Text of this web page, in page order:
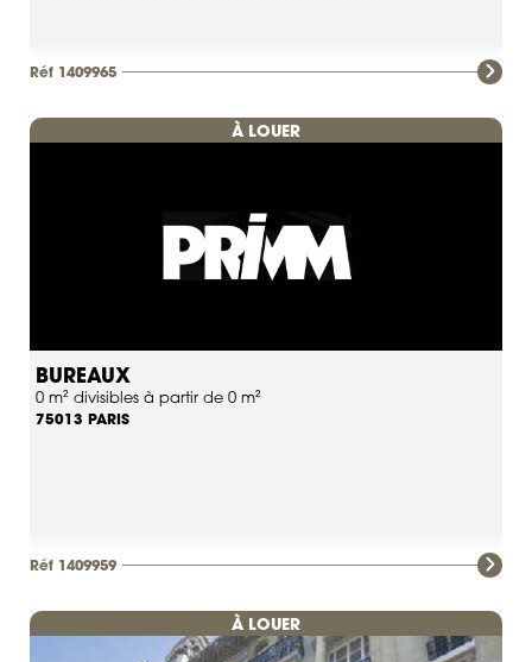
Réf 1409965
À LOUER
BUREAUX
0 m² divisibles à partir de 0 m²
75013 PARIS
Réf 1409959
À LOUER